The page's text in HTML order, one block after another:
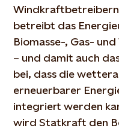
Windkraftbetreibern
betreibt das
Biomasse-, Gas-
– und damit auch
bei, dass die
erneuerbarer
integriert werden
wird Statkraft den